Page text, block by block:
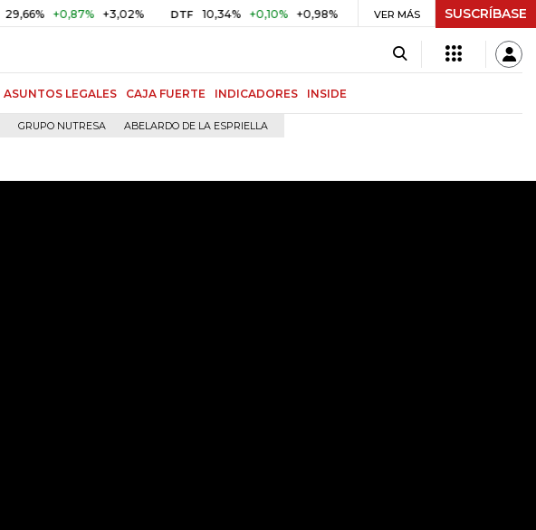
+0,87% +3,02% DTF 10,34% +0,10% +0,98% UVR $ 416,96 +$ 0,05 +0,01%
VER MÁS SUSCRÍBASE
ASUNTOS LEGALES CAJA FUERTE INDICADORES INSIDE
GRUPO NUTRESA ABELARDO DE LA ESPRIELLA